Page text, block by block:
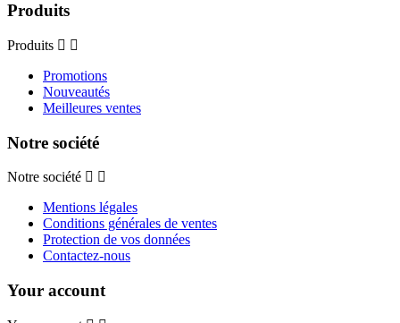
Produits
Produits
Promotions
Nouveautés
Meilleures ventes
Notre société
Notre société
Mentions légales
Conditions générales de ventes
Protection de vos données
Contactez-nous
Your account